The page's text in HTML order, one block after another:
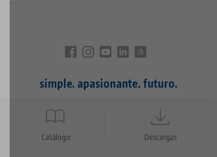
simple. apasionante. futuro.
Quicklinks
FooterCatálogo Descargas